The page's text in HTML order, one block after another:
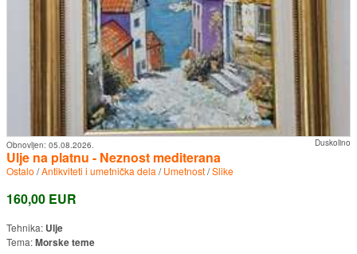
Duskolino
Obnovljen: 05.08.2026.
Ulje na platnu - Neznost mediterana
Ostalo /Antikviteti i umetnička dela /Umetnost/Slike
160,00 EUR
Tehnika: Ulje
Tema:Morske teme